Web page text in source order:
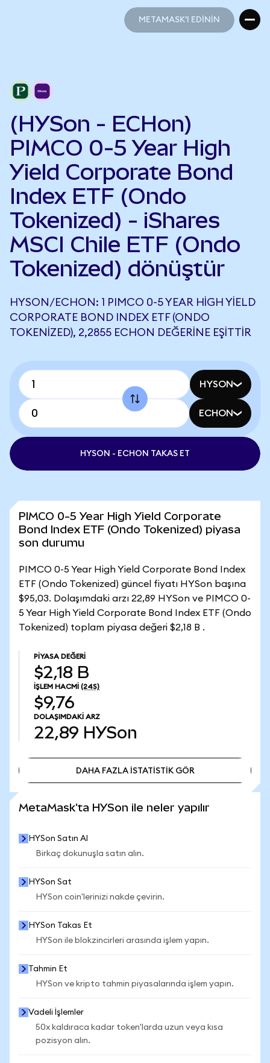
METAMASK'I EDİNİN
(HYSon - ECHon)
PIMCO 0-5 Year High
Yield Corporate Bond
Index ETF (Ondo
Tokenized) - iShares
MSCI Chile ETF (Ondo
Tokenized) dönüştür
HYSON/ECHON: 1 PIMCO 0-5 YEAR HIGH YIELD
CORPORATE BOND INDEX ETF (ONDO
TOKENIZED), 2,2855 ECHON DEĞERINE EŞITTIR
HYSON
ECHON
HYSON - ECHON TAKAS ET
PIMCO 0-5 Year High Yield Corporate
Bond Index ETF (Ondo Tokenized) piyasa
son durumu
PIMCO 0-5 Year High Yield Corporate Bond Index
ETF (Ondo Tokenized) güncel fiyatı HYSon başına
$95,03. Dolaşımdaki arzı 22,89 HYSon ve PIMCO 0-
5 Year High Yield Corporate Bond Index ETF (Ondo
Tokenized) toplam piyasa değeri $2,18 B .
PIYASA DEĞERI
$2,18 B
İŞLEM HACMI (24S)
$9,76
DOLAŞIMDAKI ARZ
22,89 HYSon
DAHA FAZLA İSTATİSTİK GÖR
MetaMask'ta HYSon ile neler yapılır
HYSon Satın Al
Birkaç dokunuşla satın alın.
HYSon Sat
HYSon coin'lerinizi nakde çevirin.
HYSon Takas Et
HYSon ile blokzincirleri arasında işlem yapın.
Tahmin Et
HYSon ve kripto tahmin piyasalarında işlem yapın.
Vadeli İşlemler
50x kaldıraca kadar token'larda uzun veya kısa
pozisyon alın.